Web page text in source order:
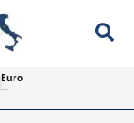
Euro
--